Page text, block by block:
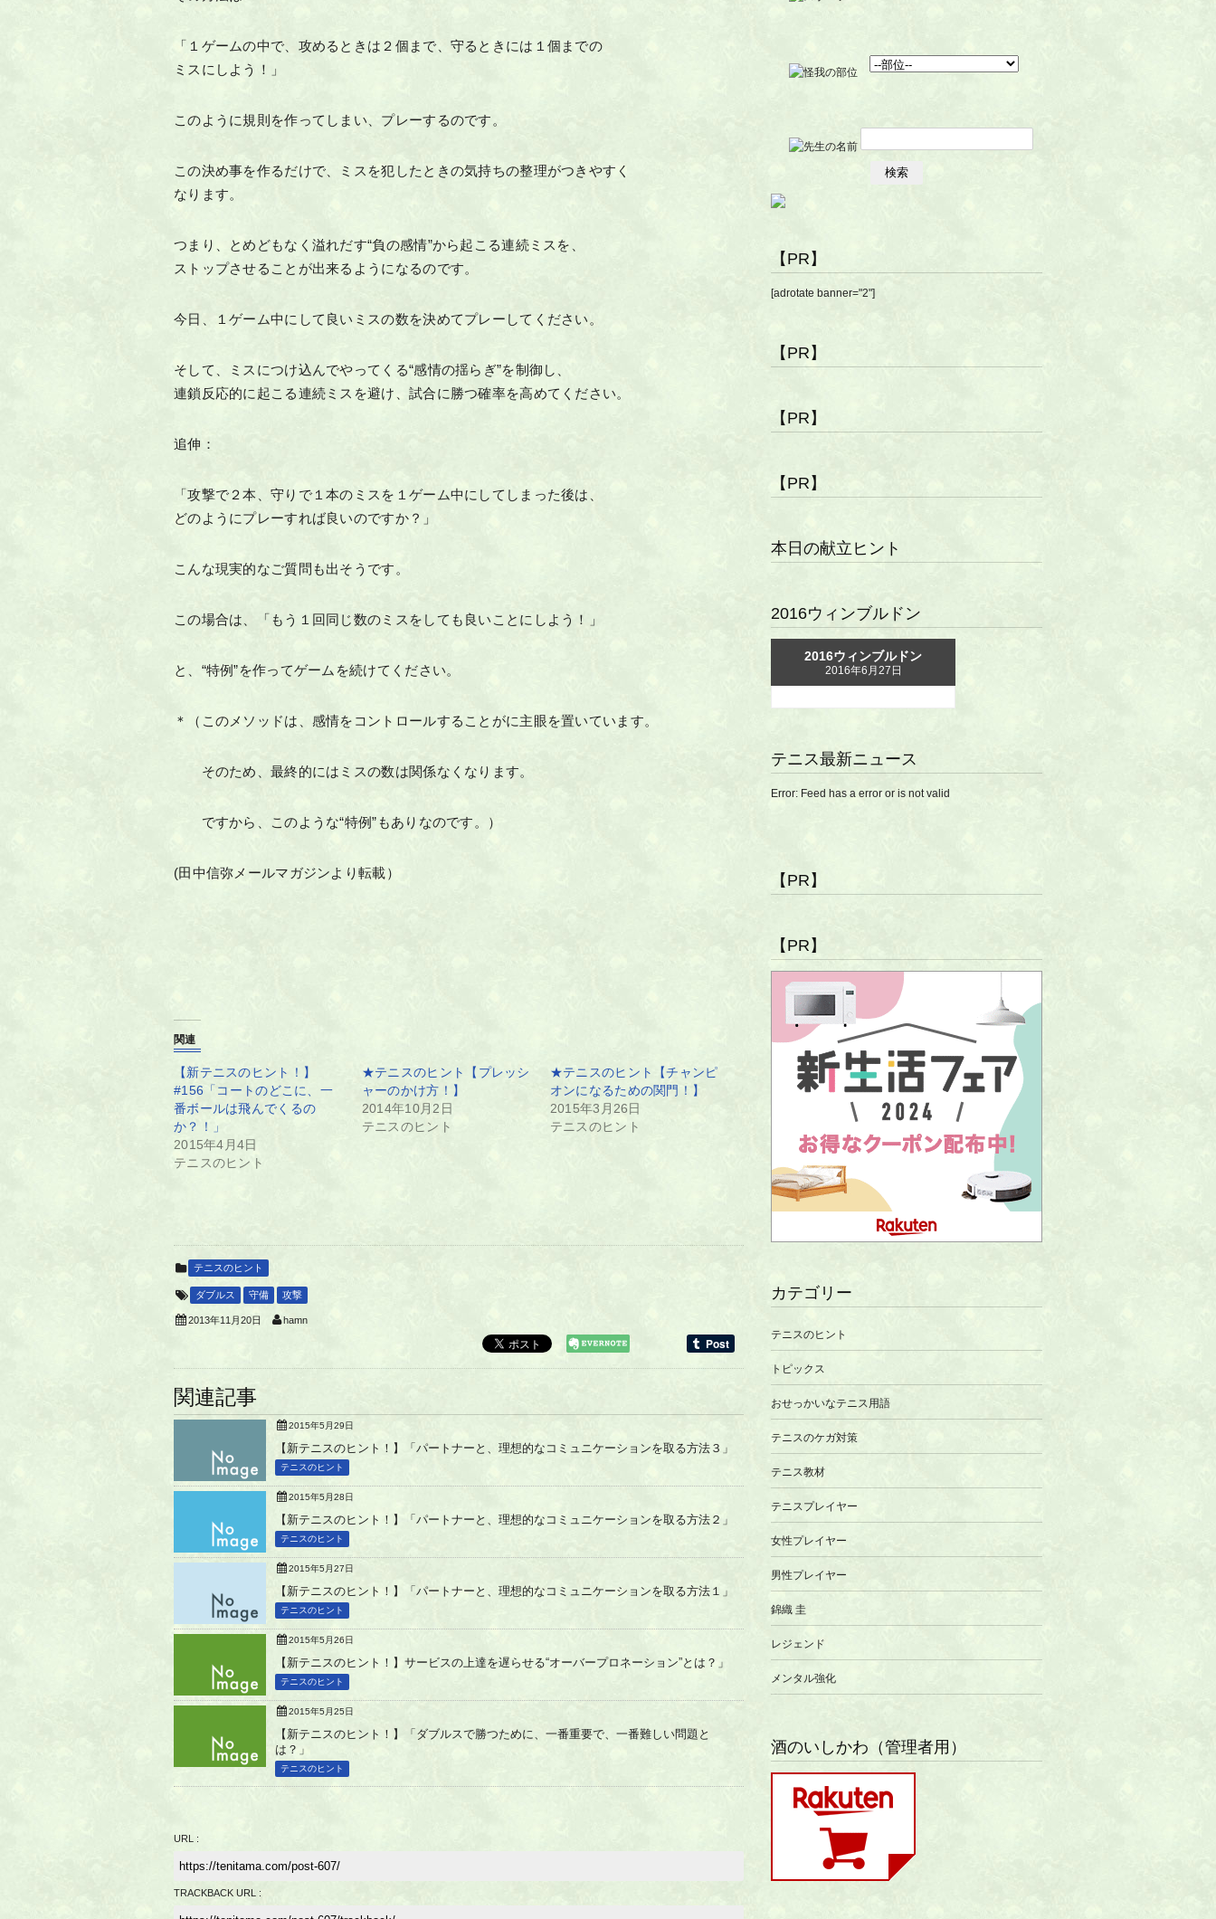
「１ゲームの中で、攻めるときは２個まで、守るときには１個までの
ミスにしよう！」
このように規則を作ってしまい、プレーするのです。
この決め事を作るだけで、ミスを犯したときの気持ちの整理がつきやすく
なります。
つまり、とめどもなく溢れだす“負の感情”から起こる連続ミスを、
ストップさせることが出来るようになるのです。
今日、１ゲーム中にして良いミスの数を決めてプレーしてください。
そして、ミスにつけ込んでやってくる“感情の揺らぎ”を制御し、
連鎖反応的に起こる連続ミスを避け、試合に勝つ確率を高めてください。
追伸：
「攻撃で２本、守りで１本のミスを１ゲーム中にしてしまった後は、
どのようにプレーすれば良いのですか？」
こんな現実的なご質問も出そうです。
この場合は、「もう１回同じ数のミスをしても良いことにしよう！」
と、“特例”を作ってゲームを続けてください。
＊（このメソッドは、感情をコントロールすることがに主眼を置いています。
そのため、最終的にはミスの数は関係なくなります。
ですから、このような“特例”もありなのです。）
(田中信弥メールマガジンより転載）
関連
【新テニスのヒント！】
#156「コートのどこに、一
番ボールは飛んでくるの
か？！」
2015年4月4日
テニスのヒント
★テニスのヒント【プレッシ
ャーのかけ方！】
2014年10月2日
テニスのヒント
★テニスのヒント【チャンピ
オンになるための関門！】
2015年3月26日
テニスのヒント
テニスのヒント
ダブルス 守備 攻撃
2013年11月20日 hamn
関連記事
2015年5月29日
【新テニスのヒント！】「パートナーと、理想的なコミュニケーションを取る方法３」
テニスのヒント
2015年5月28日
【新テニスのヒント！】「パートナーと、理想的なコミュニケーションを取る方法２」
テニスのヒント
2015年5月27日
【新テニスのヒント！】「パートナーと、理想的なコミュニケーションを取る方法１」
テニスのヒント
2015年5月26日
【新テニスのヒント！】サービスの上達を遅らせる“オーバープロネーション”とは？」
テニスのヒント
2015年5月25日
【新テニスのヒント！】「ダブルスで勝つために、一番重要で、一番難しい問題と
は？」
テニスのヒント
URL :
TRACKBACK URL :
【PR】
[adrotate banner="2"]
【PR】
【PR】
【PR】
本日の献立ヒント
2016ウィンブルドン
2016ウィンブルドン
2016年6月27日
テニス最新ニュース
Error: Feed has a error or is not valid
【PR】
【PR】
カテゴリー
テニスのヒント
トピックス
おせっかいなテニス用語
テニスのケガ対策
テニス教材
テニスプレイヤー
女性プレイヤー
男性プレイヤー
錦織 圭
レジェンド
メンタル強化
酒のいしかわ（管理者用）